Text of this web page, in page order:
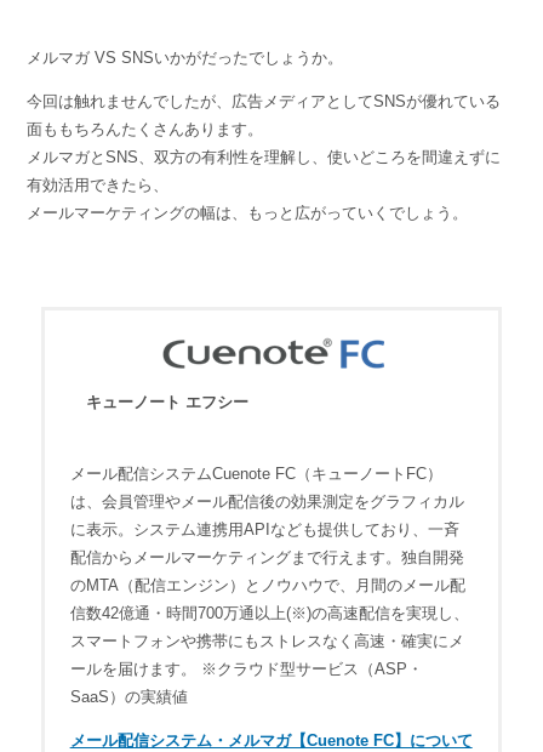
メルマガ VS SNSいかがだったでしょうか。
今回は触れませんでしたが、広告メディアとしてSNSが優れている
面ももちろんたくさんあります。
メルマガとSNS、双方の有利性を理解し、使いどころを間違えずに
有効活用できたら、
メールマーケティングの幅は、もっと広がっていくでしょう。
キューノート エフシー
メール配信システムCuenote FC（キューノートFC）
は、会員管理やメール配信後の効果測定をグラフィカル
に表示。システム連携用APIなども提供しており、一斉
配信からメールマーケティングまで行えます。独自開発
のMTA（配信エンジン）とノウハウで、月間のメール配
信数42億通・時間700万通以上(※)の高速配信を実現し、
スマートフォンや携帯にもストレスなく高速・確実にメ
ールを届けます。 ※クラウド型サービス（ASP・
SaaS）の実績値
メール配信システム・メルマガ【Cuenote FC】について